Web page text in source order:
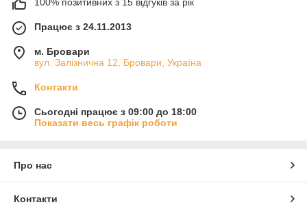
100% позитивних з 15 відгуків за рік
Працює з 24.11.2013
м. Бровари
вул. Залізнична 12, Бровари, Україна
Контакти
Сьогодні працює з 09:00 до 18:00
Показати весь графік роботи
Про нас
Контакти